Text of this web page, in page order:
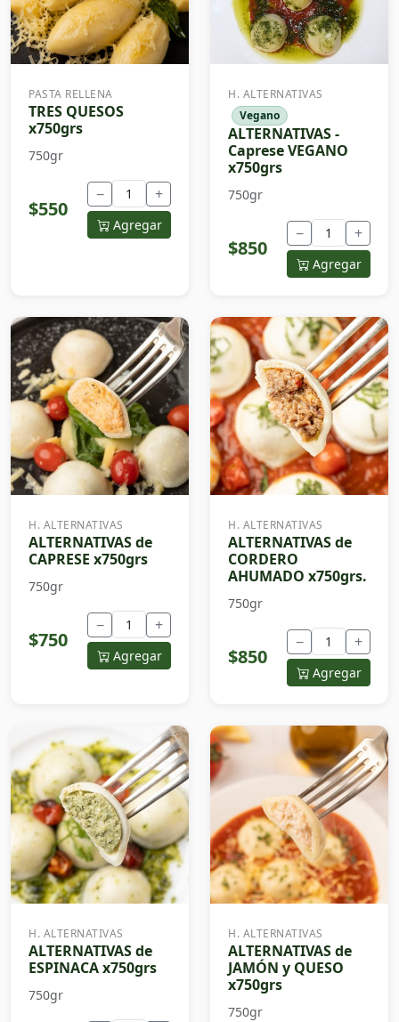
PASTA RELLENA
TRES QUESOS
x750grs
750gr
$550
− +
Agregar
H. ALTERNATIVAS
Vegano
ALTERNATIVAS -
Caprese VEGANO
x750grs
750gr
$850
− +
Agregar
H. ALTERNATIVAS
ALTERNATIVAS de
CAPRESE x750grs
750gr
$750
− +
Agregar
H. ALTERNATIVAS
ALTERNATIVAS de
CORDERO
AHUMADO x750grs.
750gr
$850
− +
Agregar
H. ALTERNATIVAS
ALTERNATIVAS de
ESPINACA x750grs
750gr
H. ALTERNATIVAS
ALTERNATIVAS de
JAMÓN y QUESO
x750grs
750gr